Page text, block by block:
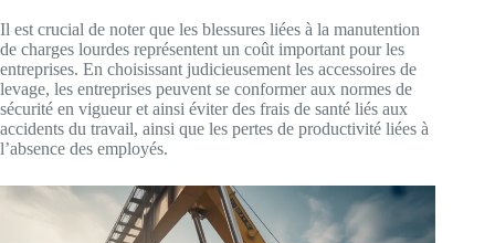
Il est crucial de noter que les blessures liées à la manutention
de charges lourdes représentent un coût important pour les
entreprises. En choisissant judicieusement les accessoires de
levage, les entreprises peuvent se conformer aux normes de
sécurité en vigueur et ainsi éviter des frais de santé liés aux
accidents du travail, ainsi que les pertes de productivité liées à
l’absence des employés.